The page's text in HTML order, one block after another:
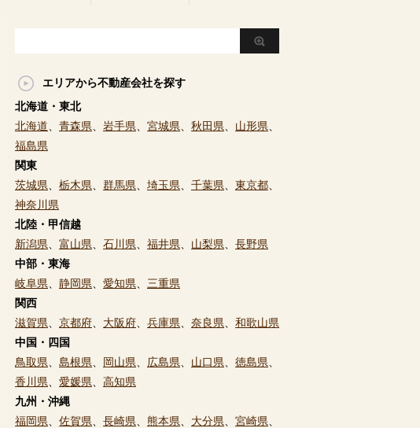
エリアから不動産会社を探す
北海道・東北
北海道
青森県 岩手県 宮城県 秋田県 山形県
福島県
関東
茨城県
栃木県 群馬県 埼玉県 千葉県 東京都
神奈川県
北陸・甲信越
新潟県
富山県 石川県 福井県 山梨県
長野県
中部・東海
岐阜県
静岡県 愛知県
三重県
関西
滋賀県
京都府 大阪府 兵庫県 奈良県
和歌山県
中国・四国
鳥取県
島根県 岡山県 広島県 山口県 徳島県
香川県
愛媛県
高知県
九州・沖縄
福岡県
佐賀県 長崎県 熊本県 大分県 宮崎県